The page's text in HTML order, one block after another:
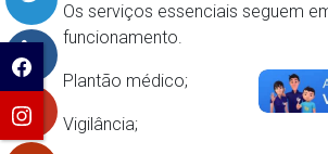
Os serviços essenciais seguem
funcionamento.
Plantão médico;
Vigilância;